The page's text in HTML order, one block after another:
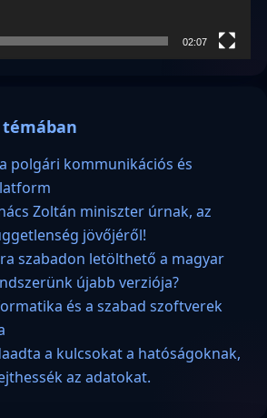
02:07
polgári kommunikációs és
Zoltán miniszter úrnak, az
jövőjéről!
szabadon letölthető a magyar
újabb verziója?
és a szabad szoftverek
a kulcsokat a hatóságoknak,
az adatokat.